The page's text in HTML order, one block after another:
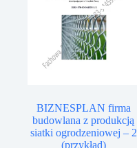
BIZNESPLAN firma
budowlana z produkcją
siatki ogrodzeniowej – 2
(przykład)